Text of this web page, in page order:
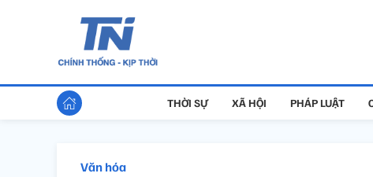
THỜI SỰ XÃ HỘI PHÁP LUẬT
Văn hóa